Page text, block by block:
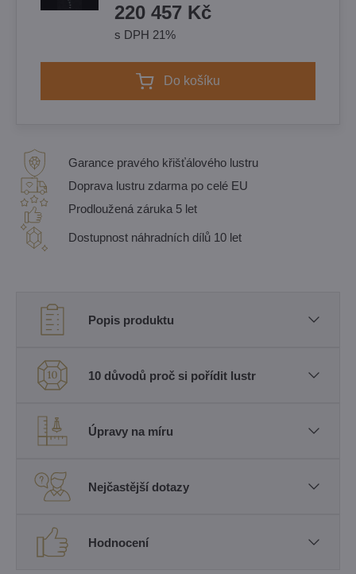
220 457 Kč
s DPH 21%
Do košíku
Garance pravého křišťálového lustru
Doprava lustru zdarma po celé EU
Prodloužená záruka 5 let
Dostupnost náhradních dílů 10 let
Popis produktu
10 důvodů proč si pořídit lustr
Úpravy na míru
Nejčastější dotazy
Hodnocení